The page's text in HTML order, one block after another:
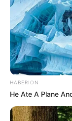
Rezepte
und voller
Verführerisch
Pfannkuchen
DEI BESTEN
HABERION
He Ate A Plane